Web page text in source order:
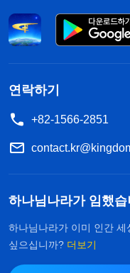
연락하기
+82-1566-2851
하나님나라가 임했습
하나님나라가 이미 인간
싶으십니까? 더보기